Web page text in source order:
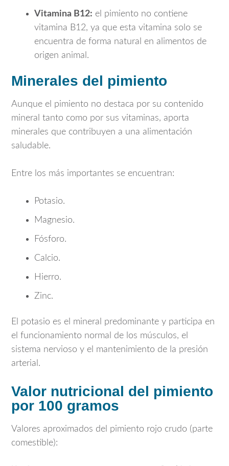
Vitamina B12: el pimiento no contiene
vitamina B12, ya que esta vitamina solo se
encuentra de forma natural en alimentos de
origen animal.
Minerales del pimiento
Aunque el pimiento no destaca por su contenido
mineral tanto como por sus vitaminas, aporta
minerales que contribuyen a una alimentación
saludable.
Entre los más importantes se encuentran:
Potasio.
Magnesio.
Fósforo.
Calcio.
Hierro.
Zinc.
El potasio es el mineral predominante y participa en
el funcionamiento normal de los músculos, el
sistema nervioso y el mantenimiento de la presión
arterial.
Valor nutricional del pimiento
por 100 gramos
Valores aproximados del pimiento rojo crudo (parte
comestible):